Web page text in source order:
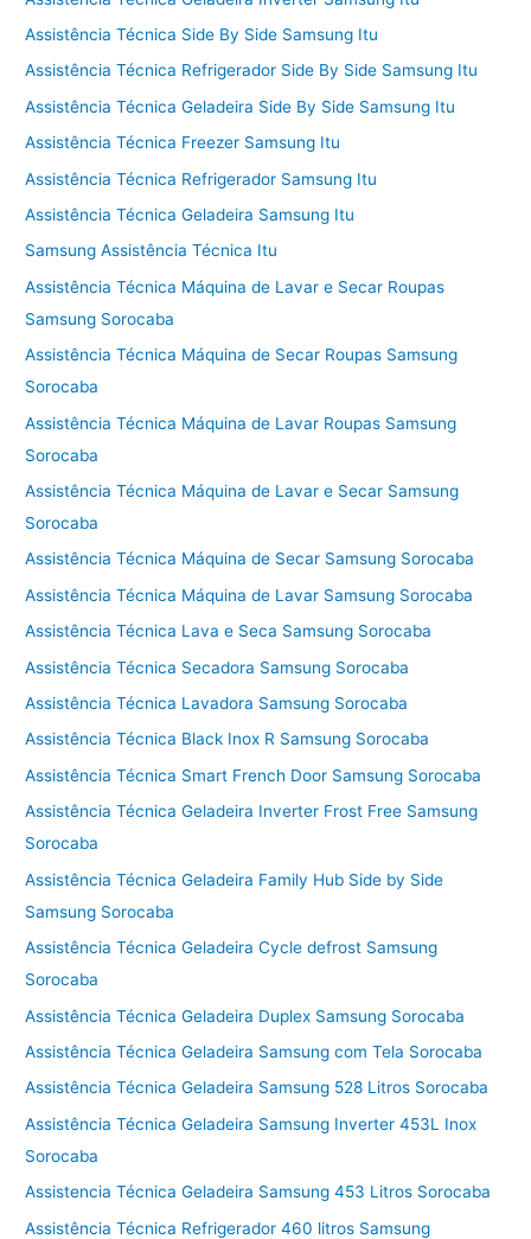
Assistência Técnica Side By Side Samsung Itu
Assistência Técnica Refrigerador Side By Side Samsung Itu
Assistência Técnica Geladeira Side By Side Samsung Itu
Assistência Técnica Freezer Samsung Itu
Assistência Técnica Refrigerador Samsung Itu
Assistência Técnica Geladeira Samsung Itu
Samsung Assistência Técnica Itu
Assistência Técnica Máquina de Lavar e Secar Roupas
Samsung Sorocaba
Assistência Técnica Máquina de Secar Roupas Samsung
Sorocaba
Assistência Técnica Máquina de Lavar Roupas Samsung
Sorocaba
Assistência Técnica Máquina de Lavar e Secar Samsung
Sorocaba
Assistência Técnica Máquina de Secar Samsung Sorocaba
Assistência Técnica Máquina de Lavar Samsung Sorocaba
Assistência Técnica Lava e Seca Samsung Sorocaba
Assistência Técnica Secadora Samsung Sorocaba
Assistência Técnica Lavadora Samsung Sorocaba
Assistência Técnica Black Inox R Samsung Sorocaba
Assistência Técnica Smart French Door Samsung Sorocaba
Assistência Técnica Geladeira Inverter Frost Free Samsung
Sorocaba
Assistência Técnica Geladeira Family Hub Side by Side
Samsung Sorocaba
Assistência Técnica Geladeira Cycle defrost Samsung
Sorocaba
Assistência Técnica Geladeira Duplex Samsung Sorocaba
Assistência Técnica Geladeira Samsung com Tela Sorocaba
Assistência Técnica Geladeira Samsung 528 Litros Sorocaba
Assistência Técnica Geladeira Samsung Inverter 453L Inox
Sorocaba
Assistencia Técnica Geladeira Samsung 453 Litros Sorocaba
Assistência Técnica Refrigerador 460 litros Samsung